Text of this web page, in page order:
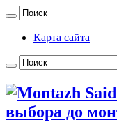
Карта сайта
выбора до